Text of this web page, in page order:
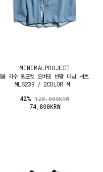
MINIMALPROJECT
볼 자수 원포켓 오버핏 반팔 데님 셔츠
MLS239 / 2COLOR M
42%128,000KRW
74,800KRW